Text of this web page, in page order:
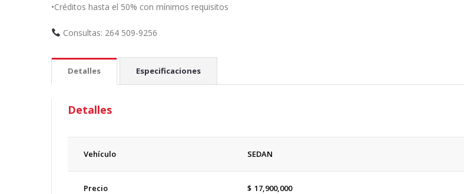
•Créditos hasta el 50% con mínimos requisitos
Consultas: 264 509-9256
Detalles Especificaciones
Detalles
Vehículo SEDAN
Precio $ 17,900,000